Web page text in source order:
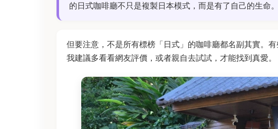
的日式咖啡廳不只是複製日本模式，而是有了自己的生命。
但要注意，不是所有標榜「日式」的咖啡廳都名副其實。
我建議多看看網友評價，或者親自去試試，才能找到真愛。